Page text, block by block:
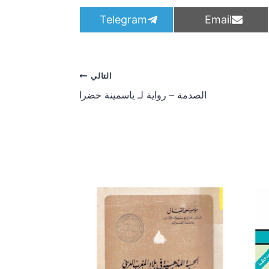
S
h
Email
S
h
Telegram
التالي
الصدمة – رواية لـ ياسمينة خضرا